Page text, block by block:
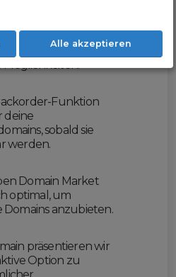
wir dir den
und bieten dir
Möglichkeiten.
Funktion
deine
sobald sie
werden.
Domain Market
optimal, um
anzubieten.
präsentieren wir
Option zu
Alle akzeptieren